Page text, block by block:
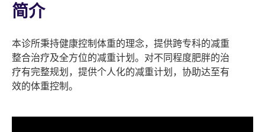
简介
本诊所秉持健康控制体重的理念，提供跨专科的减重
整合治疗及全方位的减重计划。对不同程度肥胖的治
疗有完整规划，提供个人化的减重计划，协助达至有
效的体重控制。